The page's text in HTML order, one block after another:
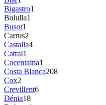
Bigastro1
Bolulla1
Busot1
Carrus2
Castalla4
Catral1
Cocentaina1
Costa Blanca208
Cox2
Crevillent6
Dénia18